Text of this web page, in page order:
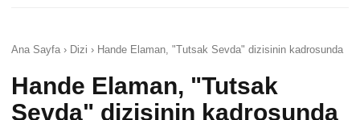
Ana Sayfa › Dizi › Hande Elaman, "Tutsak Sevda" dizisinin kadrosunda
Hande Elaman, "Tutsak
Sevda" dizisinin kadrosunda